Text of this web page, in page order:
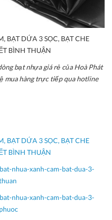
BẠT DỨA 3 SỌC, BẠT CHE
BÌNH THUẬN
bạt nhựa giá rẻ của Hoà Phát
mua hàng trực tiếp qua hotline
BẠT DỨA 3 SỌC, BẠT CHE
BÌNH THUẬN
nhua-xanh-cam-bat-dua-3-
nhua-xanh-cam-bat-dua-3-